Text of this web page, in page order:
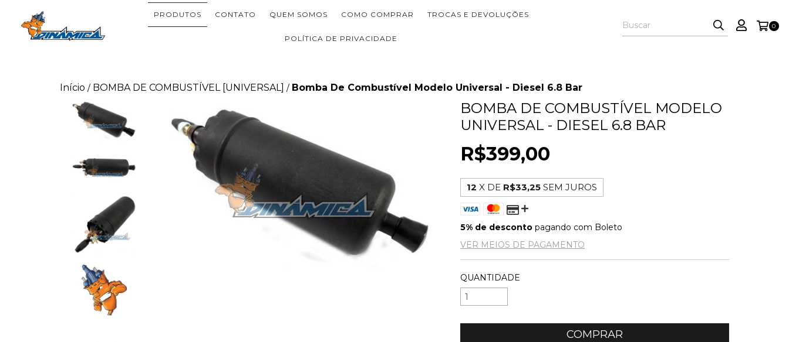
PRODUTOS CONTATO QUEM SOMOS COMO COMPRAR TROCAS E DEVOLUÇÕES
POLÍTICA DE PRIVACIDADE
0
Início / BOMBA DE COMBUSTÍVEL [UNIVERSAL] / Bomba De Combustível Modelo Universal - Diesel 6.8 Bar
BOMBA DE COMBUSTÍVEL MODELO
UNIVERSAL - DIESEL 6.8 BAR
R$399,00
12 X DE R$33,25 SEM JUROS
5% de desconto pagando com Boleto
VER MEIOS DE PAGAMENTO
QUANTIDADE